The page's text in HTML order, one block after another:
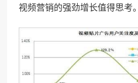
视频营销的强劲增长值得思考。